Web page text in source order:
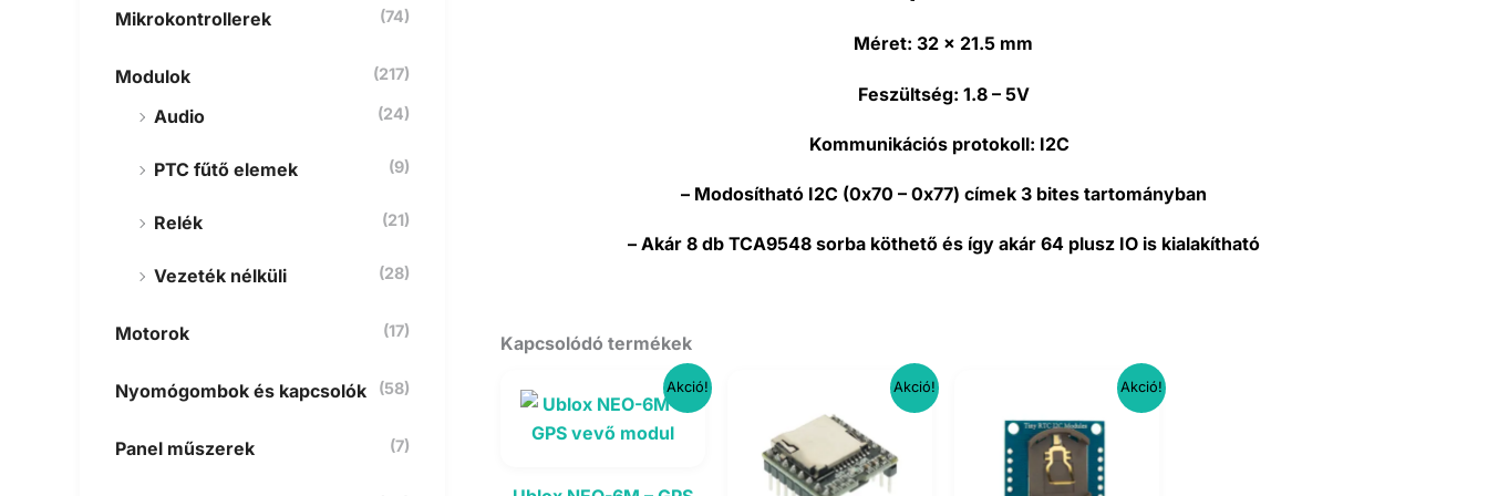
Mikrokontrollerek (74)
Modulok (217)
Audio (24)
PTC fűtő elemek (9)
Relék (21)
Vezeték nélküli (28)
Motorok (17)
Nyomógombok és kapcsolók (58)
Panel műszerek (7)
Méret: 32 x 21.5 mm
Feszültség: 1.8 – 5V
Kommunikációs protokoll: I2C
– Modosítható I2C (0x70 – 0x77) címek 3 bites tartományban
– Akár 8 db TCA9548 sorba köthető és így akár 64 plusz IO is kialakítható
Kapcsolódó termékek
Akció! Akció! Akció!